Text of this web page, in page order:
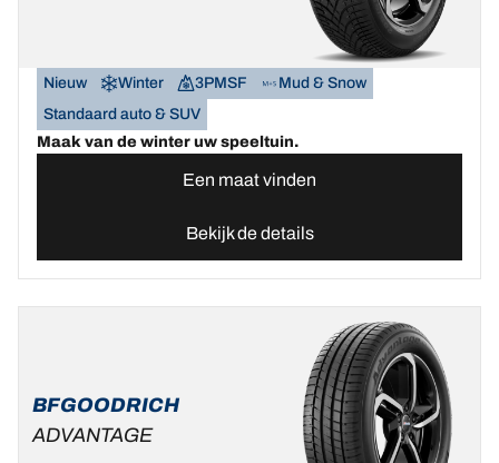
Nieuw Winter 3PMSF
Mud & Snow
Standaard auto & SUV
Maak van de winter uw speeltuin.
Een maat vinden
Bekijk de details
BFGOODRICH
ADVANTAGE